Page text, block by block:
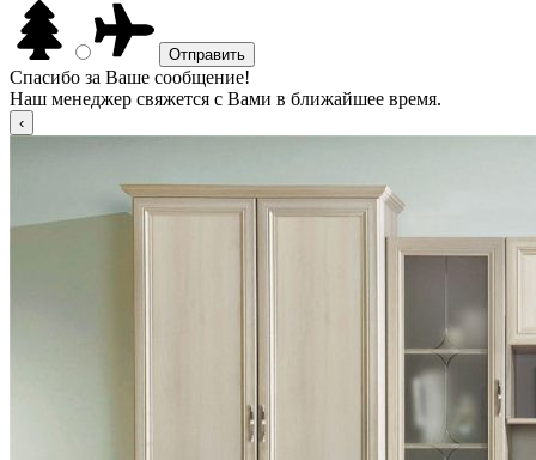
Спасибо за Ваше сообщение!
Наш менеджер свяжется с Вами в ближайшее время.